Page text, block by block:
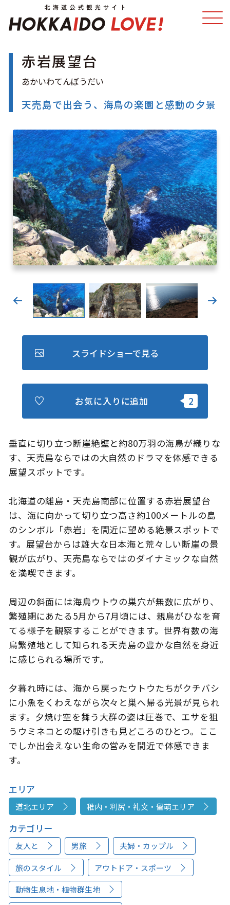
温泉 イベント
モデルコース エリアガイド
グルメ 旅の予約
アクセス
キュンちゃんオンラインショップ
北海道はやわかり
旅のテーマで探す
7つの国立公園
さっぽろ圏e旅ギフト
このサイトについて 観光資料
動画ライブラリー フォトライブラリー
お問い合わせ
Languages
赤岩展望台
天売島で出会う、海鳥の楽園と感動の夕景
垂直に切り立つ断崖絶壁と約80万羽の海鳥が織りな
す、天売島ならではの大自然のドラマを体感できる
展望スポットです。
北海道の離島・天売島南部に位置する赤岩展望台
は、海に向かって切り立つ高さ約100メートルの島
のシンボル「赤岩」を間近に望める絶景スポットで
す。展望台からは雄大な日本海と荒々しい断崖の景
観が広がり、天売島ならではのダイナミックな自然
を満喫できます。
周辺の斜面には海鳥ウトウの巣穴が無数に広がり、
繁殖期にあたる5月から7月頃には、親鳥がひなを育
てる様子を観察することができます。世界有数の海
鳥繁殖地として知られる天売島の豊かな自然を身近
に感じられる場所です。
夕暮れ時には、海から戻ったウトウたちがクチバシ
に小魚をくわえながら次々と巣へ帰る光景が見られ
ます。夕焼け空を舞う大群の姿は圧巻で、エサを狙
うウミネコとの駆け引きも見どころのひとつ。ここ
でしか出会えない生命の営みを間近で体感できま
す。
スライドショーで見る
お気に入りに追加
エリア
道北エリア 稚内・利尻・礼文・留萌エリア
カテゴリー
友人と 男旅 夫婦・カップル
旅のスタイル アウトドア・スポーツ
動物生息地・植物群生地